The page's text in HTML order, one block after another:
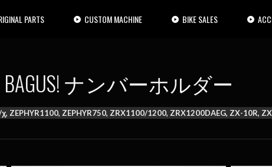
PARTS CUSTOM MACHINE BIKE SALES
BAGUS! ナンバーホルダー
ZEPHYR1100, ZEPHYR750, ZRX1100/1200, ZRX1200DAEG, ZX-10R,